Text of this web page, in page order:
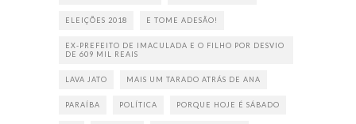
ELEIÇÕES 2018 E TOME ADESÃO!
EX-PREFEITO DE IMACULADA E O FILHO POR DESVIO
DE 609 MIL REAIS
LAVA JATO MAIS UM TARADO ATRÁS DE ANA
PARAÍBA POLÍTICA PORQUE HOJE É SÁBADO